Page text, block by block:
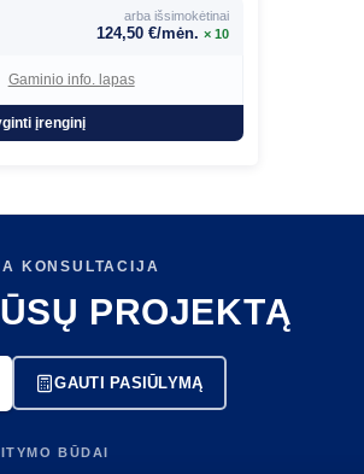
arba išsimokėtinai
124,50 €/mėn. × 10
Gaminio info. lapas
įrenginį
KONSULTACIJA
PROJEKTĄ
GAUTI PASIŪLYMĄ
BŪDAI